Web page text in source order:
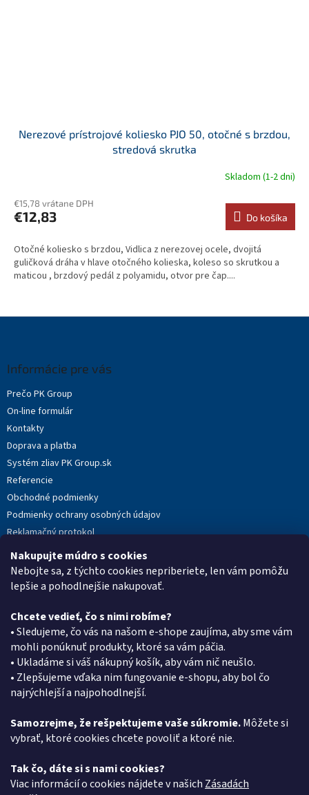
Nakupujte múdro s cookies
Nebojte sa, z týchto cookies nepriberiete, len vám pomôžu
lepšie a pohodlnejšie nakupovať.
Chcete vedieť, čo s nimi robíme?
• Sledujeme, čo vás na našom e-shope zaujíma, aby sme vám
mohli ponúknuť produkty, ktoré sa vám páčia.
• Ukladáme si váš nákupný košík, aby vám nič neušlo.
• Zlepšujeme vďaka nim fungovanie e-shopu, aby bol čo
najrýchlejší a najpohodlnejší.
Samozrejme, že rešpektujeme vaše súkromie.Môžete si
vybrať, ktoré cookies chcete povoliť a ktoré nie.
Tak čo, dáte si s nami cookies?
Viac informácií o cookies nájdete v našich Zásadách
Nerezové prístrojové koliesko PJO 50, otočné s brzdou,
stredová skrutka
Skladom (1-2 dni)
€15,78 vrátane DPH
€12,83 Do košíka
Otočné koliesko s brzdou, Vidlica z nerezovej ocele, dvojitá
guličková dráha v hlave otočného kolieska, koleso so skrutkou a
maticou , brzdový pedál z polyamidu, otvor pre čap....
Informácie pre vás
Prečo PK Group
On-line formulár
Kontakty
Doprava a platba
Systém zliav PK Group.sk
Referencie
Obchodné podmienky
Podmienky ochrany osobných údajov
Reklamačný protokol
Novinky
Moja objednávka
Kontakt
eshop@pkgroup.sk
+420739079933
+420734621131
Vyhľadávanie
HĽADAŤ